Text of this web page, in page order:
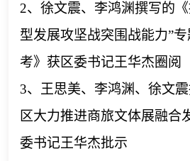
2、 徐文震、李鸿渊撰写的
型发展攻坚战突围战能力”
考》获区委书记王华杰圈阅
3、 王思美、李鸿渊、徐文
区大力推进商旅文体展融合
委书记王华杰批示